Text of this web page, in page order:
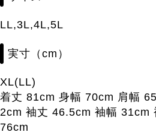
LL,3L,4L,5L
実寸（cm）
XL(LL)
着丈 81cm 身幅 70cm 肩幅
2cm 袖丈 46.5cm 袖幅 31cm
76cm